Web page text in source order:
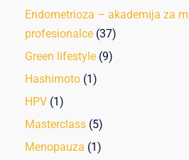
Endometrioza – akademija za
profesionalce (37)
Green lifestyle (9)
Hashimoto (1)
HPV (1)
Masterclass (5)
Menopauza (1)